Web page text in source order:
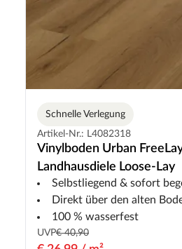
Schnelle Verlegung
Artikel-Nr.: L4082318
Vinylboden Urban
Landhausdiele Loose-Lay
Selbstliegend & sofort
Direkt über den alten Boden – ideal
100 % wasserfest
UVP€ 40,90